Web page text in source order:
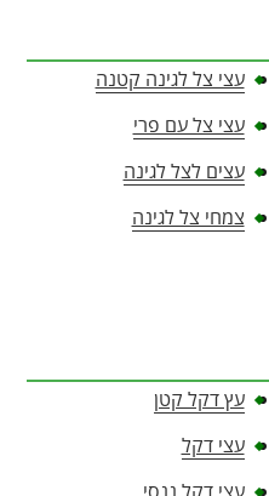
עצי צל לגינה קטנה
עצי צל עם פרי
עצים לצל לגינה
צמחי צל לגינה
עץ דקל קטן
עצי דקל